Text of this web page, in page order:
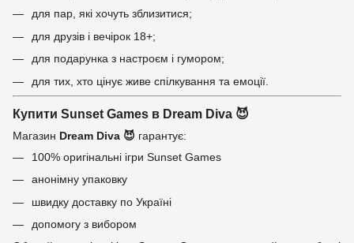
для пар, які хочуть зблизитися;
для друзів і вечірок 18+;
для подарунка з настроєм і гумором;
для тих, хто цінує живе спілкування та емоції.
Купити Sunset Games в Dream Diva 😈
Магазин Dream Diva 😈 гарантує:
100% оригінальні ігри Sunset Games
анонімну упаковку
швидку доставку по Україні
допомогу з вибором